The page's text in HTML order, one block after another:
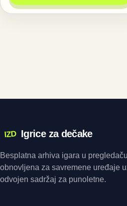
IZD Igrice za dečake
Besplatna arhiva igara u
obnovljena za savremene uređaje
odvojen sadržaj za punoletne.